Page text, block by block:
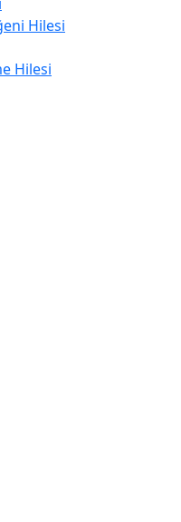
Hilesi
Hilesi